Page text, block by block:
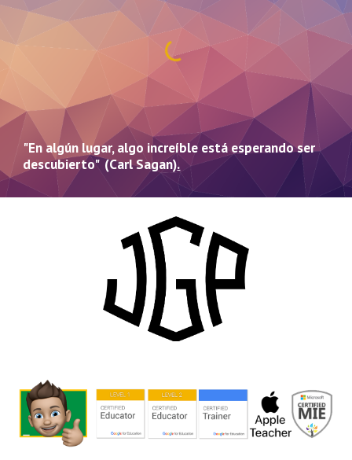
"En algún lugar, algo increíble está esperando ser
descubierto" (Carl Sagan).